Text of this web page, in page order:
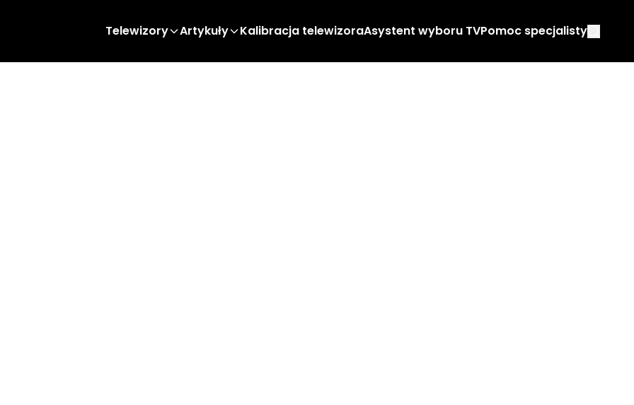
Telewizory Artykuły Kalibracja telewizoraAsystent wyboru TVPomoc specjalisty